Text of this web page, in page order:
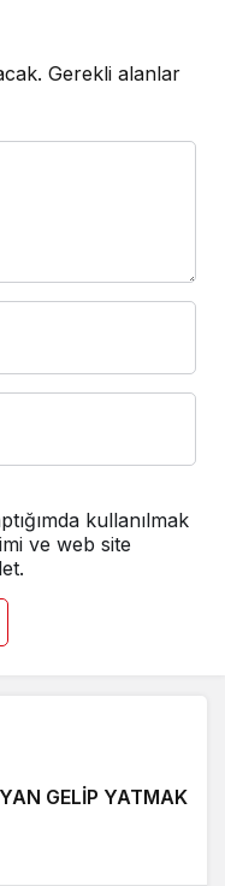
Gerekli alanlar
kullanılmak
ve web site
GELİP YATMAK